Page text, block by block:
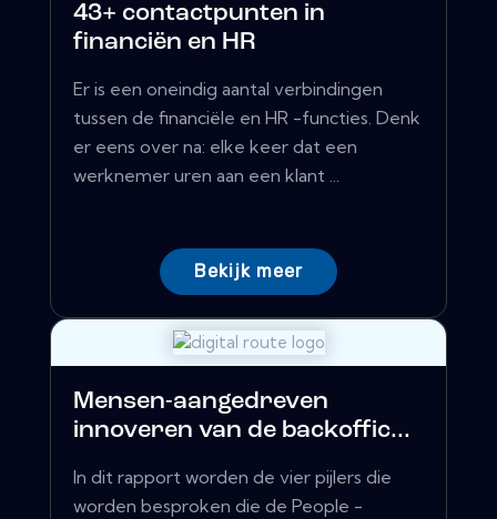
43+ contactpunten in
financiën en HR
Er is een oneindig aantal verbindingen
tussen de financiële en HR -functies. Denk
er eens over na: elke keer dat een
werknemer uren aan een klant ...
Bekijk meer
Mensen-aangedreven
innoveren van de backoffic...
In dit rapport worden de vier pijlers die
worden besproken die de People -